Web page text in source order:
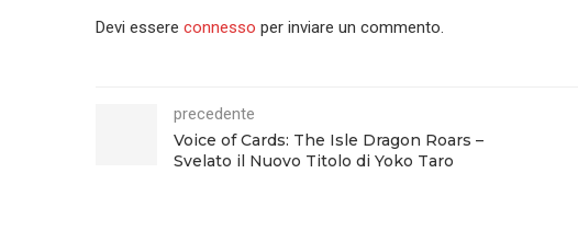
Devi essere connesso per inviare un commento.
precedente
Voice of Cards: The Isle Dragon Roars –
Svelato il Nuovo Titolo di Yoko Taro